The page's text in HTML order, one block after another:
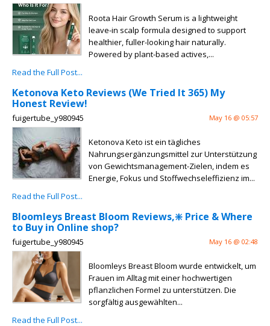
Roota Hair Growth Serum is a lightweight
leave-in scalp formula designed to support
healthier, fuller-looking hair naturally.
Powered by plant-based actives,...
Read the Full Post...
Ketonova Keto Reviews (We Tried It 365) My
Honest Review!
fuigertube_y980945 May 16 @ 05:57
Ketonova Keto ist ein tägliches
Nahrungsergänzungsmittel zur Unterstützung
von Gewichtsmanagement-Zielen, indem es
Energie, Fokus und Stoffwechseleffizienz im...
Read the Full Post...
Bloomleys Breast Bloom Reviews,❇️ Price & Where
to Buy in Online shop?
fuigertube_y980945 May 16 @ 02:48
Bloomleys Breast Bloom wurde entwickelt, um
Frauen im Alltag mit einer hochwertigen
pflanzlichen Formel zu unterstützen. Die
sorgfältig ausgewählten...
Read the Full Post...